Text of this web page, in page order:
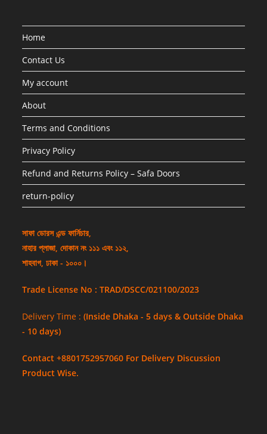
Home
Contact Us
My account
About
Terms and Conditions
Privacy Policy
Refund and Returns Policy – Safa Doors
return-policy
সাফা ডোরস এন্ড ফার্নিচার,
নাহার প্লাজা, দোকান নং ১১১ এবং ১১২,
শাহবাগ, ঢাকা - ১০০০।
Trade License No : TRAD/DSCC/021100/2023
Delivery Time :(Inside Dhaka - 5 days & Outside Dhaka
- 10 days)
Contact +8801752957060 For Delivery Discussion
Product Wise.